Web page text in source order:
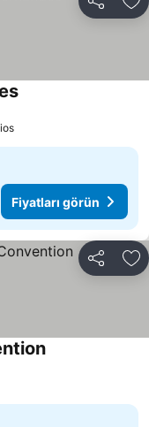
Paylaş
Fiyatları görün
Paylaş